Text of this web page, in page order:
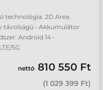
technológia: 2D Area
távolságú • Akkumulátor
Android 14 •
5G
nettó 810 550 Ft
(1 029 399 Ft)